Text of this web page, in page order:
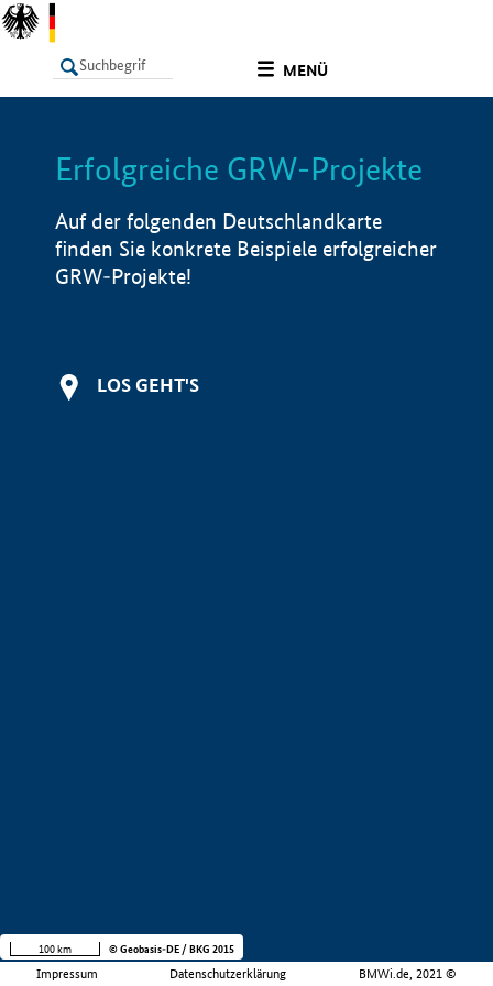
MENÜ
LISTE Info
Erfolgreiche GRW-Projekte
Auf der folgenden Deutschlandkarte
finden Sie konkrete Beispiele erfolgreicher
GRW-Projekte!
LOS GEHT'S
Impressum Datenschutzerklärung BMWi.de, 2021 ©
100 km © Geobasis-DE / BKG 2015